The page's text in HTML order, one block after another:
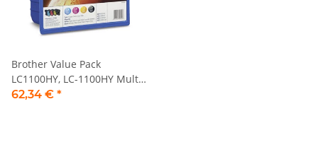
Brother Value Pack
LC1100HY, LC-1100HY Multi
Pack, 4 Tintenpatronen
62,34 € *